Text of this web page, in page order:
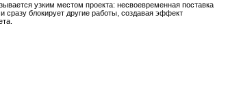
узким местом проекта: несвоевременная поставка
сразу блокирует другие работы, создавая эффект